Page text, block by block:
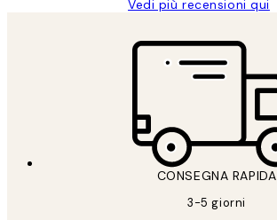
Vedi più recensioni qui
CONSEGNA RAPIDA
3-5 giorni